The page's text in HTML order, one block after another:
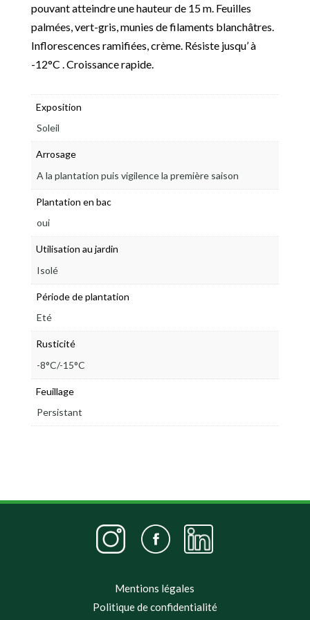
pouvant atteindre une hauteur de 15 m. Feuilles
palmées, vert-gris, munies de filaments blanchâtres.
Inflorescences ramifiées, crème. Résiste jusqu’ à
-12°C . Croissance rapide.
Exposition
Soleil
Arrosage
A la plantation puis vigilence la première saison
Plantation en bac
oui
Utilisation au jardin
Isolé
Période de plantation
Eté
Rusticité
-8°C/-15°C
Feuillage
Persistant
Mentions légales
Politique de confidentialité